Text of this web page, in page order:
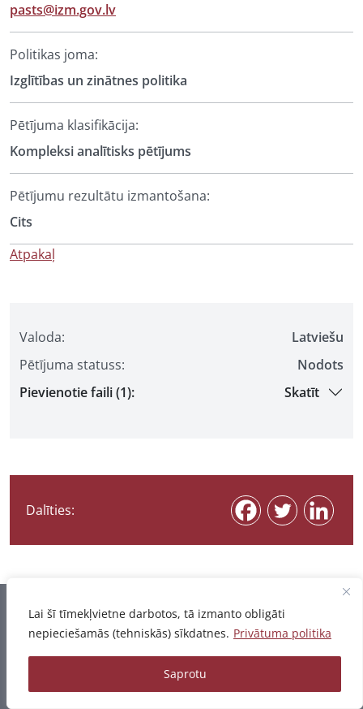
Lai šī tīmekļvietne darbotos, tā izmanto obligāti
nepieciešamās (tehniskās) sīkdatnes. Privātuma politika
Saprotu
Valoda:
Latviešu
Pētījuma statuss:
Nodots
Pievienotie faili (1):
Skatīt
Dalīties:
pasts@izm.gov.lv
Politikas joma:
Izglītības un zinātnes politika
Pētījuma klasifikācija:
Kompleksi analītisks pētījums
Pētījumu rezultātu izmantošana:
Cits
Atpakaļ
Informācija pēdējo reizi atjaunota 07.08.2026
© 2026 - Pētījumu un publikāciju datubāze